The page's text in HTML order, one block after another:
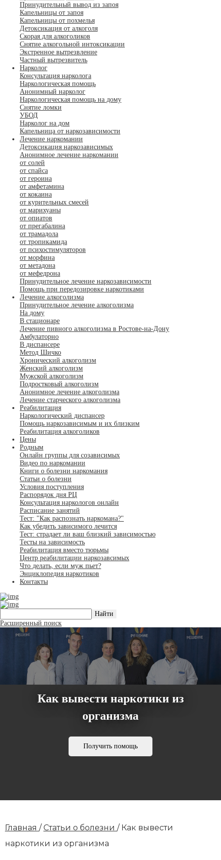
Принудительный вывод из запоя
Капельницы от запоя
Капельницы от похмелья
Детоксикация от алкоголя
Скорая для алкоголиков
Снятие алкогольной интоксикации
Экстренное вытрезвление
Частный вытрезвитель
Нарколог
Консультация нарколога
Наркологическая помощь
Анонимный нарколог
Наркологическая помощь на дому
Снятие ломки
УБОД
Нарколог на дом
Капельница от наркозависимости
Лечение наркомании
Детоксикация наркозависимых
Анонимное лечение наркомании
от солей
от спайса
от героина
от амфетамина
от кокаина
от курительных смесей
от марихуаны
от опиатов
от прегабалина
от трамадола
от тропикамида
от психостимуляторов
от морфина
от метадона
от мефедрона
Принудительное лечение наркозависимости
Помощь при передозировке наркотиками
Лечение алкоголизма
Принудительное лечение алкоголизма
На дому
В стационаре
Лечение пивного алкоголизма в Ростове-на-Дону
Амбулаторно
В диспансере
Метод Шичко
Хронический алкоголизм
Женский алкоголизм
Мужской алкоголизм
Подростковый алкоголизм
Анонимное лечение алкоголизма
Лечение старческого алкоголизма
Реабилитация
Наркологический диспансер
Помощь наркозависимым и их близким
Реабилитация алкоголиков
Цены
Родным
Онлайн группы для созависимых
Видео по наркомании
Книги о болезни наркомания
Статьи о болезни
Условия поступления
Распорядок дня РЦ
Консультация наркологов онлайн
Расписание занятий
Тест: "Как распознать наркомана?"
Как убедить зависимого лечится
Тест: страдает ли ваш близкий зависимостью
Тесты на зависимость
Реабилитация вместо тюрьмы
Центр реабилитации наркозавсимых
Что делать, если муж пьет?
Энциклопедия наркотиков
Контакты
Расширенный поиск
Как вывести наркотики из
организма
Получить помощь
Главная /Статьи о болезни / Как вывести
наркотики из организма